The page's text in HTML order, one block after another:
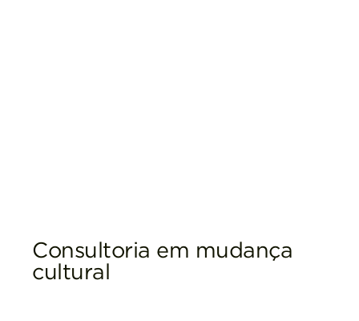
Consultoria em mudança
cultural